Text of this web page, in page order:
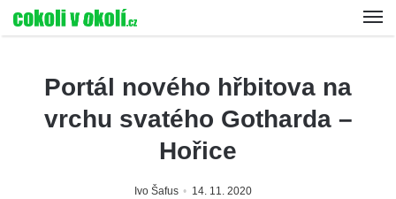
Portál nového hřbitova na
vrchu svatého Gotharda –
Hořice
Ivo Šafus 14. 11. 2020